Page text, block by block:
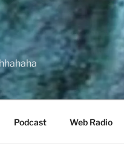
Podcast Web Radio